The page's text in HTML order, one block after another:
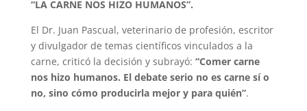
“LA CARNE NOS HIZO HUMANOS”.
El Dr. Juan Pascual, veterinario de profesión, escritor
y divulgador de temas científicos vinculados a la
carne, criticó la decisión y subrayó: “Comer carne
nos hizo humanos. El debate serio no es carne sí o
no, sino cómo producirla mejor y para quién”.